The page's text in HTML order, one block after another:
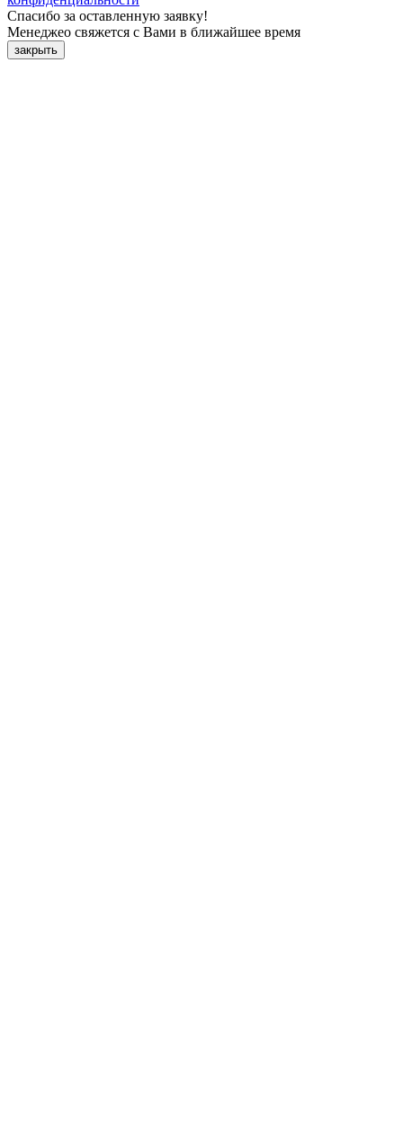
Спасибо за оставленную заявку!
Менеджео свяжется с Вами в ближайшее время
закрыть